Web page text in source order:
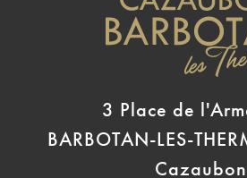
3 Place de
BARBOTAN-LES-
Cazaubon